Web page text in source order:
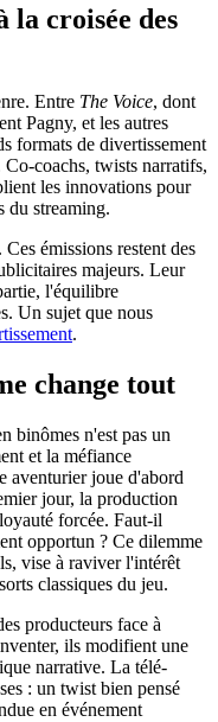
la croisée des
Entre The Voice, dont
Pagny, et les autres
formats de divertissement
coachs, twists narratifs,
les innovations pour
du streaming.
émissions restent des
majeurs. Leur
l'équilibre
Un sujet que nous
.
change tout
binômes n'est pas un
et la méfiance
aventurier joue d'abord
jour, la production
forcée. Faut-il
opportun ? Ce dilemme
vise à raviver l'intérêt
classiques du jeu.
producteurs face à
ils modifient une
narrative. La télé-
: un twist bien pensé
en événement